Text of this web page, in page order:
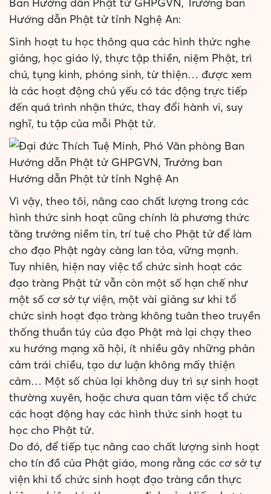
Ban Hướng dẫn Phật tử GHPGVN, Trưởng ban
Hướng dẫn Phật tử tỉnh Nghệ An:
Sinh hoạt tu học thông qua các hình thức nghe
giảng, học giáo lý, thực tập thiền, niệm Phật, trì
chú, tụng kinh, phóng sinh, từ thiện… được xem
là các hoạt động chủ yếu có tác động trực tiếp
đến quá trình nhận thức, thay đổi hành vi, suy
nghĩ, tu tập của mỗi Phật tử.
Vì vậy, theo tôi, nâng cao chất lượng trong các
hình thức sinh hoạt cũng chính là phương thức
tăng trưởng niềm tin, trí tuệ cho Phật tử để làm
cho đạo Phật ngày càng lan tỏa, vững mạnh.
Tuy nhiên, hiện nay việc tổ chức sinh hoạt các
đạo tràng Phật tử vẫn còn một số hạn chế như
một số cơ sở tự viện, một vài giảng sư khi tổ
chức sinh hoạt đạo tràng không tuân theo truyền
thống thuần túy của đạo Phật mà lại chạy theo
xu hướng mạng xã hội, ít nhiều gây những phản
cảm trái chiều, tạo dư luận không mấy thiện
cảm… Một số chùa lại không duy trì sự sinh hoạt
thường xuyên, hoặc chưa quan tâm việc tổ chức
các hoạt động hay các hình thức sinh hoạt tu
học cho Phật tử.
Do đó, để tiếp tục nâng cao chất lượng sinh hoạt
cho tín đồ của Phật giáo, mong rằng các cơ sở tự
viện khi tổ chức sinh hoạt đạo tràng cần thực